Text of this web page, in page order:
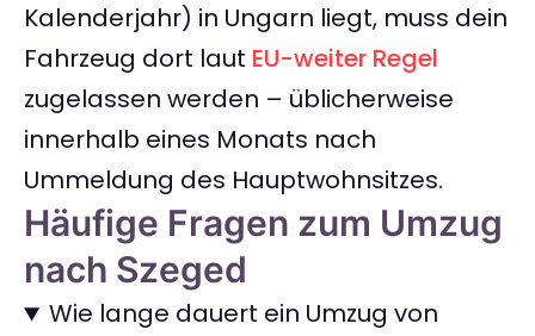
Kalenderjahr) in Ungarn liegt, muss dein
Fahrzeug dort laut EU-weiter Regel
zugelassen werden – üblicherweise
innerhalb eines Monats nach
Ummeldung des Hauptwohnsitzes.
Häufige Fragen zum Umzug
nach Szeged
Wie lange dauert ein Umzug von